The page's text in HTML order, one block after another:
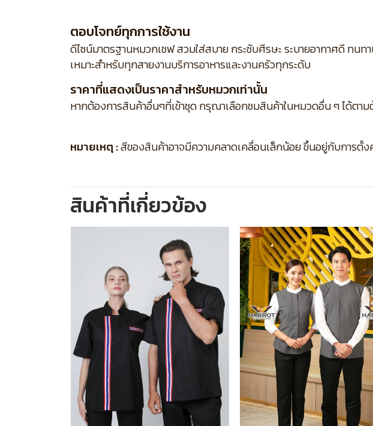
ตอบโจทย์ทุกการใช้งาน
ดีไซน์มาตรฐานหมวกเชฟ สวมใส่สบาย กระชับศีรษะ ระบายอากาศดี ท
เหมาะสำหรับทุกสายงานบริการอาหารและงานครัวทุกระดับ
ราคาที่แสดงเป็นราคาสำหรับหมวกเท่านั้น
หากต้องการสินค้าอื่นๆที่เข้าชุด กรุณาเลือกชมสินค้าในหมวดอื่น ๆ ได้ตาม
หมายเหตุ :สีของสินค้าอาจมีความคลาดเคลื่อนเล็กน้อย ขึ้นอยู่กับการตั้ง
สินค้าที่เกี่ยวข้อง